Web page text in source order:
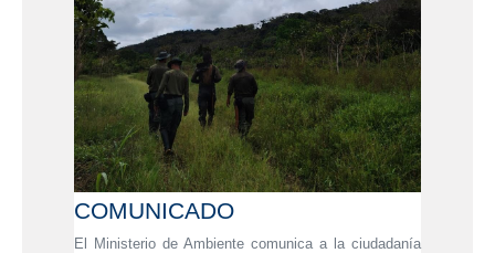
COMUNICADO
El Ministerio de Ambiente comunica a la ciudadanía